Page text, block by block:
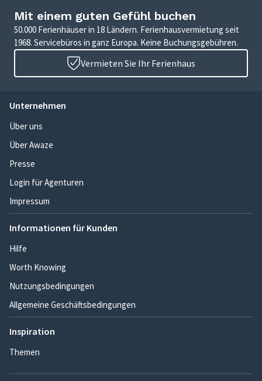
Mit einem guten Gefühl buchen
50.000 Ferienhäuser in 18 Ländern. Ferienhausvermietung seit
1968. Servicebüros in ganz Europa. Keine Buchungsgebühren.
Vermieten Sie Ihr Ferienhaus
Unternehmen
Über uns
Über Awaze
Presse
Login für Agenturen
Impressum
Informationen für Kunden
Hilfe
Worth Knowing
Nutzungsbedingungen
Allgemeine Geschäftsbedingungen
Inspiration
Themen